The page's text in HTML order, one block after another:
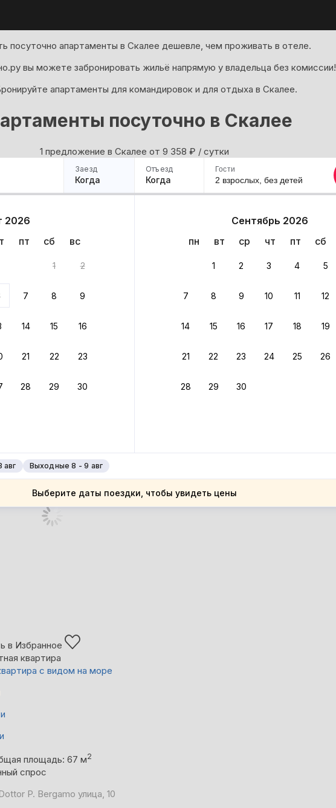
посуточно апартаменты в Скалее дешевле, чем проживать в отеле.
вы можете забронировать жильё напрямую у владельца без комиссии!
апартаменты для командировок и для отдыха в Скалее.
посуточно в Скалее
1 предложение в Скалее oт 9 358 ₽ / сутки
Заезд
Когда
Отъезд
Когда
2026
пт сб вс
1 2
7 8 9
14 15 16
21 22 23
28 29 30
Сентябрь 2026
пн
вт ср чт пт сб
1 2 3 4 5
7 8 9 10 11 12
14 15 16 17 18 19
21 22 23 24 25 26
28 29 30
авг Выходные 8 - 9 авг
Выберите даты поездки, чтобы увидеть цены
Гости
2 взрослых, без детей
4%
в Избранное
квартира
с видом на море
площадь: 67 м2
спрос
P. Bergamo улица, 10